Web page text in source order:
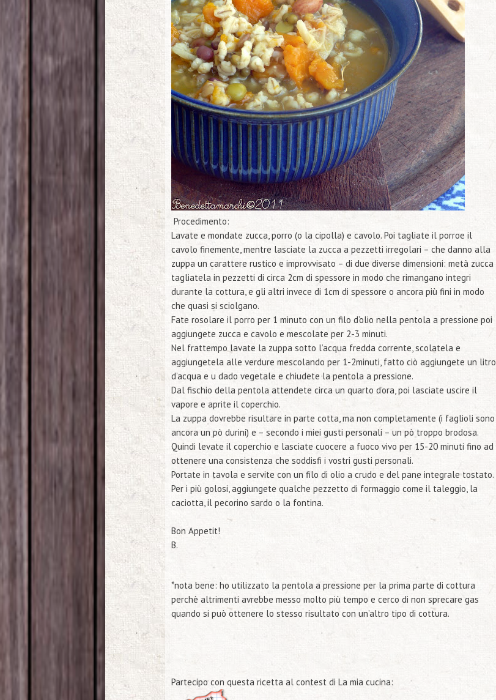
Procedimento:
Lavate e mondate zucca, porro (o la cipolla) e cavolo. Poi tagliate il porroe il
cavolo finemente, mentre lasciate la zucca a pezzetti irregolari – che danno alla
zuppa un carattere rustico e improvvisato – di due diverse dimensioni: metà zucca
tagliatela in pezzetti di circa 2cm di spessore in modo che rimangano integri
durante la cottura, e gli altri invece di 1cm di spessore o ancora più fini in modo
che quasi si sciolgano.
Fate rosolare il porro per 1 minuto con un filo d’olio nella pentola a pressione poi
aggiungete zucca e cavolo e mescolate per 2-3 minuti.
Nel frattempo lavate la zuppa sotto l’acqua fredda corrente, scolatela e
aggiungetela alle verdure mescolando per 1-2minuti, fatto ciò aggiungete un litro
d’acqua e u dado vegetale e chiudete la pentola a pressione.
Dal fischio della pentola attendete circa un quarto d’ora, poi lasciate uscire il
vapore e aprite il coperchio.
La zuppa dovrebbe risultare in parte cotta, ma non completamente (i faglioli sono
ancora un pò durini) e – secondo i miei gusti personali – un pò troppo brodosa.
Quindi levate il coperchio e lasciate cuocere a fuoco vivo per 15-20 minuti fino ad
ottenere una consistenza che soddisfi i vostri gusti personali.
Portate in tavola e servite con un filo di olio a crudo e del pane integrale tostato.
Per i più golosi, aggiungete qualche pezzetto di formaggio come il taleggio, la
caciotta, il pecorino sardo o la fontina.
Bon Appetit!
B.
*nota bene: ho utilizzato la pentola a pressione per la prima parte di cottura
perchè altrimenti avrebbe messo molto più tempo e cerco di non sprecare gas
quando si può ottenere lo stesso risultato con un’altro tipo di cottura.
Partecipo con questa ricetta al contest di La mia cucina: